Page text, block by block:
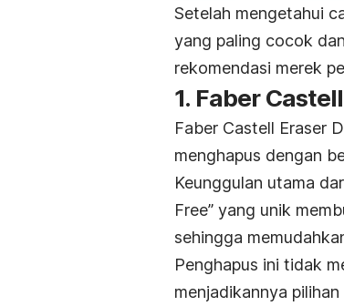
Setelah mengetahui
yang paling cocok
rekomendasi merek
1. Faber
Faber Castell Eraser
menghapus dengan
Keunggulan utama
Free” yang unik
sehingga
Penghapus ini tidak
menjadikannya